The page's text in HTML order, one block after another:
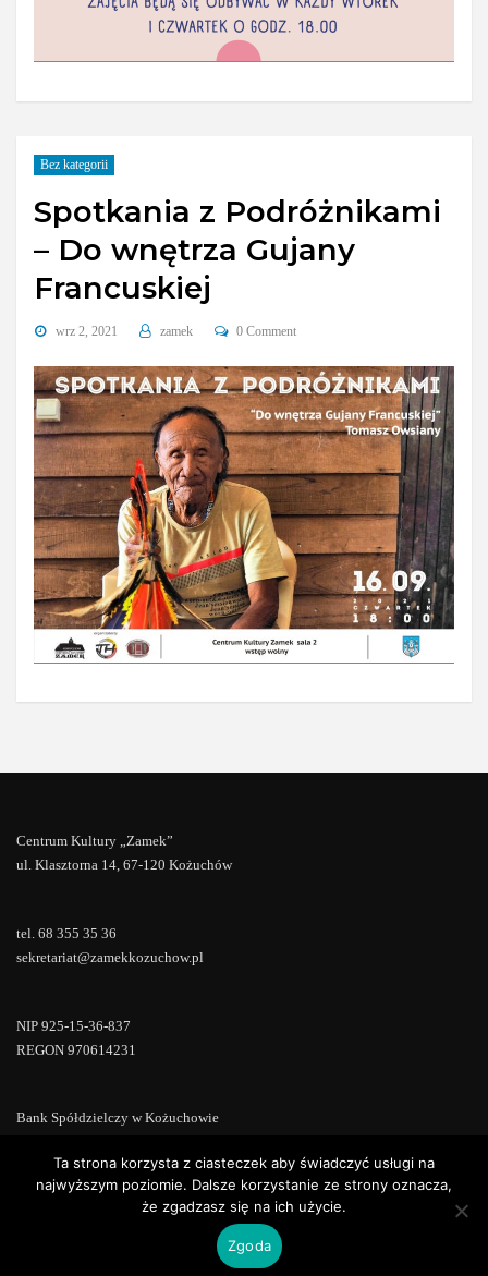
Bez kategorii
Spotkania z Podróżnikami
– Do wnętrza Gujany
Francuskiej
wrz 2, 2021 zamek 0 Comment
Centrum Kultury „Zamek”
ul. Klasztorna 14, 67-120 Kożuchów
tel. 68 355 35 36
sekretariat@zamekkozuchow.pl
NIP 925-15-36-837
REGON 970614231
Bank Spółdzielczy w Kożuchowie
WordPress |ConsultStreet theme by
Ta strona korzysta z ciasteczek aby świadczyć usługi na
najwyższym poziomie. Dalsze korzystanie ze strony oznacza,
że zgadzasz się na ich użycie.
Zgoda